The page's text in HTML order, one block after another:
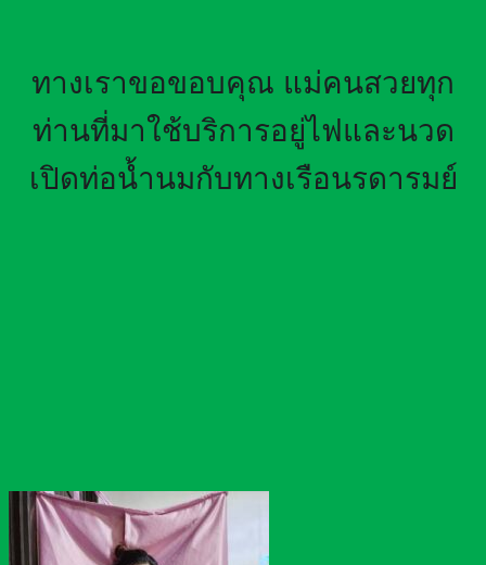
ทางเราขอขอบคุณ แม่คนสวยทุก
ท่านที่มาใช้บริการอยู่ไฟและนวด
เปิดท่อน้ำนมกับทางเรือนรดารมย์